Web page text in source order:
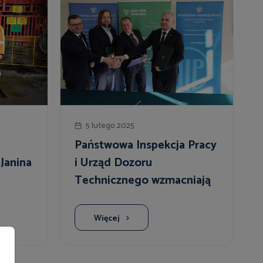
5 lutego 2025
Państwowa Inspekcja Pracy
i Urząd Dozoru
Technicznego wzmacniają
Więcej